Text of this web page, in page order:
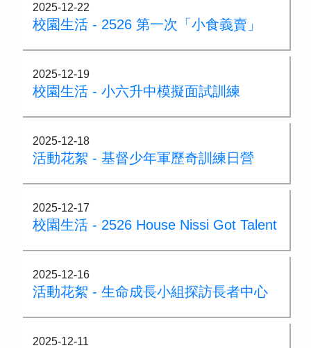
2025-12-22
校園生活 - 2526 第一次「小食義賣」
2025-12-19
校園生活 - 小六升中模擬面試訓練
2025-12-18
活動花絮 - 基督少年軍歷奇訓練日營
2025-12-17
校園生活 - 2526 House Nissi Got Talent
2025-12-16
活動花絮 - 生命成長小組探訪長者中心
2025-12-11